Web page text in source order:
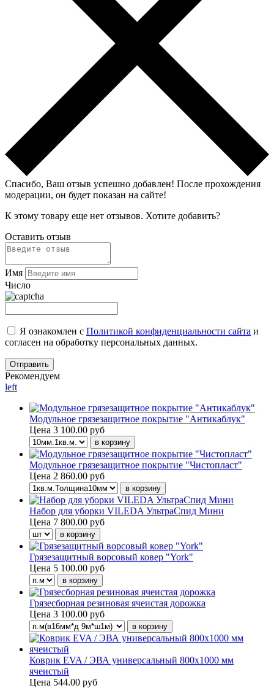
Спасибо, Ваш отзыв успешно добавлен! После прохождения
модерации, он будет показан на сайте!
К этому товару еще нет отзывов. Хотите добавить?
Оставить отзыв
Имя
Число
Я ознакомлен с Политикой конфиденциальности сайта и
согласен на обработку персональных данных.
Рекомендуем
left
Модульное грязезащитное покрытие "Антикаблук"
Цена 3 100.00 руб
Модульное грязезащитное покрытие "Чистопласт"
Цена 2 860.00 руб
Набор для уборки VILEDA УльтраСпид Мини
Цена 7 800.00 руб
Грязезащитный ворсовый ковер "York"
Цена 5 100.00 руб
Грязесборная резиновая ячеистая дорожка
Цена 3 100.00 руб
Коврик EVA / ЭВА универсальный 800х1000 мм
ячеистый
Цена 544.00 руб